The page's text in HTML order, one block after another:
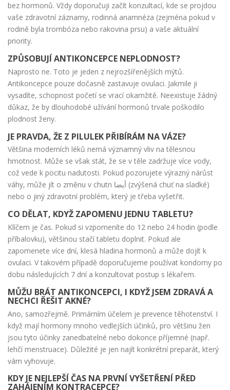
bez hormonů. Vždy doporučuji začít konzultací, kde se projdou
vaše zdravotní záznamy, rodinná anamnéza (zejména pokud v
rodině byla trombóza nebo rakovina prsu) a vaše aktuální
priority.
ZPŮSOBUJÍ ANTIKONCEPCE NEPLODNOST?
Naprosto ne. Toto je jeden z nejrozšířenějších mýtů.
Antikoncepce pouze dočasně zastavuje ovulaci. Jakmile ji
vysadíte, schopnost početí se vrací okamžitě. Neexistuje žádný
důkaz, že by dlouhodobé užívání hormonů trvale poškodilo
plodnost ženy.
JE PRAVDA, ŽE Z PILULEK PŘIBÍRÁM NA VÁZE?
Většina moderních léků nemá významný vliv na tělesnou
hmotnost. Může se však stát, že se v těle zadržuje více vody,
což vede k pocitu nadutosti. Pokud pozorujete výrazný nárůst
váhy, může jít o změnu v chutn أيضا (zvýšená chuť na sladké)
nebo o jiný zdravotní problém, který je třeba vyšetřit.
CO DĚLAT, KDYŽ ZAPOMENU JEDNU TABLETU?
Klíčem je čas. Pokud si vzpomeníte do 12 nebo 24 hodin (podle
příbalovku), většinou stačí tabletu doplnit. Pokud ale
zapomenete více dní, klesá hladina hormonů a může dojít k
ovulaci. V takovém případě doporučujeme používat kondomy po
dobu následujících 7 dní a konzultovat postup s lékařem.
MŮŽU BRÁT ANTIKONCEPCI, I KDYŽ JSEM ZDRAVÁ A
NECHCI ŘEŠIT AKNÉ?
Ano, samozřejmě. Primárním účelem je prevence těhotenství. I
když mají hormony mnoho vedlejších účinků, pro většinu žen
jsou tyto účinky zanedbatelné nebo dokonce příjemné (např.
lehčí menstruace). Důležité je jen najít konkrétní preparát, který
vám vyhovuje.
KDY JE NEJLEPŠÍ ČAS NA PRVNÍ VYŠETŘENÍ PŘED
ZAHÁJENÍM KONTRACEPCE?